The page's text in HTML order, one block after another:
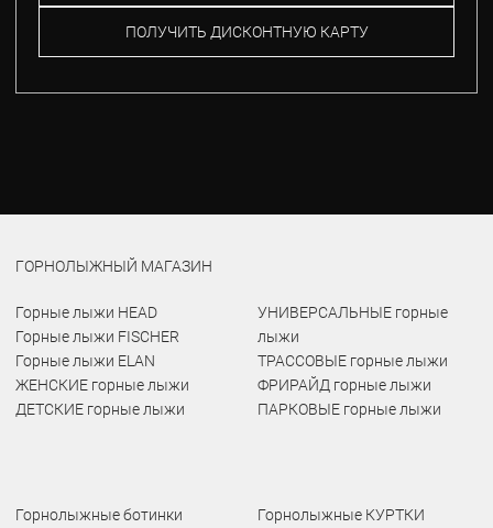
ПОЛУЧИТЬ ДИСКОНТНУЮ КАРТУ
ГОРНОЛЫЖНЫЙ МАГАЗИН
Горные лыжи HEAD
Горные лыжи FISCHER
Горные лыжи ELAN
ЖЕНСКИЕ горные лыжи
ДЕТСКИЕ горные лыжи
УНИВЕРСАЛЬНЫЕ горные
лыжи
ТРАССОВЫЕ горные лыжи
ФРИРАЙД горные лыжи
ПАРКОВЫЕ горные лыжи
Горнолыжные ботинки
Горнолыжные КУРТКИ